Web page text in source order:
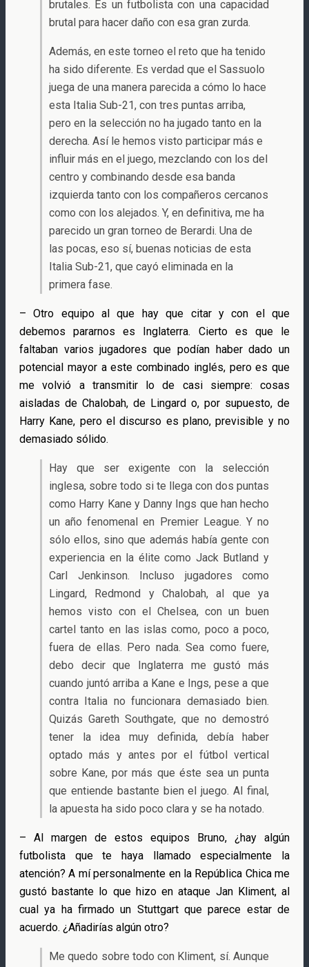
brutales. Es un futbolista con una capacidad
brutal para hacer daño con esa gran zurda.
Además, en este torneo el reto que ha tenido
ha sido diferente. Es verdad que el Sassuolo
juega de una manera parecida a cómo lo hace
esta Italia Sub-21, con tres puntas arriba,
pero en la selección no ha jugado tanto en la
derecha. Así le hemos visto participar más e
influir más en el juego, mezclando con los del
centro y combinando desde esa banda
izquierda tanto con los compañeros cercanos
como con los alejados. Y, en definitiva, me ha
parecido un gran torneo de Berardi. Una de
las pocas, eso sí, buenas noticias de esta
Italia Sub-21, que cayó eliminada en la
primera fase.
– Otro equipo al que hay que citar y con el que
debemos pararnos es Inglaterra. Cierto es que le
faltaban varios jugadores que podían haber dado un
potencial mayor a este combinado inglés, pero es que
me volvió a transmitir lo de casi siempre: cosas
aisladas de Chalobah, de Lingard o, por supuesto, de
Harry Kane, pero el discurso es plano, previsible y no
demasiado sólido.
Hay que ser exigente con la selección
inglesa, sobre todo si te llega con dos puntas
como Harry Kane y Danny Ings que han hecho
un año fenomenal en Premier League. Y no
sólo ellos, sino que además había gente con
experiencia en la élite como Jack Butland y
Carl Jenkinson. Incluso jugadores como
Lingard, Redmond y Chalobah, al que ya
hemos visto con el Chelsea, con un buen
cartel tanto en las islas como, poco a poco,
fuera de ellas. Pero nada. Sea como fuere,
debo decir que Inglaterra me gustó más
cuando juntó arriba a Kane e Ings, pese a que
contra Italia no funcionara demasiado bien.
Quizás Gareth Southgate, que no demostró
tener la idea muy definida, debía haber
optado más y antes por el fútbol vertical
sobre Kane, por más que éste sea un punta
que entiende bastante bien el juego. Al final,
la apuesta ha sido poco clara y se ha notado.
– Al margen de estos equipos Bruno, ¿hay algún
futbolista que te haya llamado especialmente la
atención? A mí personalmente en la República Chica me
gustó bastante lo que hizo en ataque Jan Kliment, al
cual ya ha firmado un Stuttgart que parece estar de
acuerdo. ¿Añadirías algún otro?
Me quedo sobre todo con Kliment, sí. Aunque